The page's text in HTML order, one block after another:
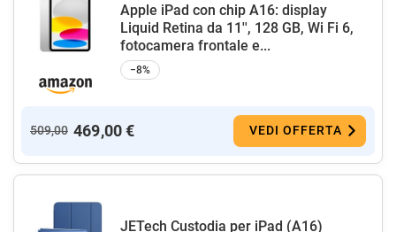
Apple iPad con chip A16: display
Liquid Retina da 11'', 128 GB, Wi Fi 6,
fotocamera frontale e...
−8%
509,00 469,00 € VEDI OFFERTA
JETech Custodia per iPad (A16)